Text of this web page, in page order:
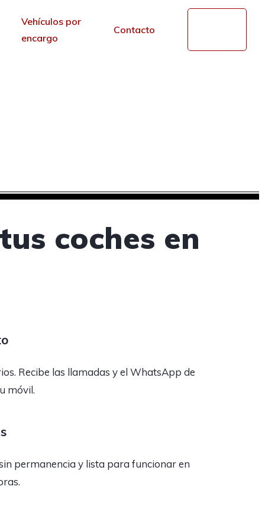
Vehículos por
encargo
Contacto
coches en
Recibe las llamadas y el WhatsApp de
móvil.
permanencia y lista para funcionar en